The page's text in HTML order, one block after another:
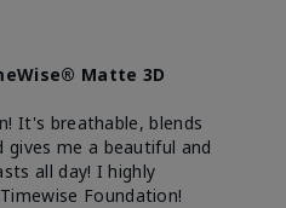
Matte 3D
It's breathable, blends
gives me a beautiful and
all day! I highly
Foundation!